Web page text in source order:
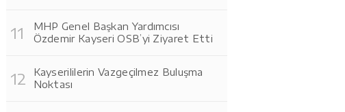
MHP Genel Başkan Yardımcısı
Özdemir Kayseri OSB’yi Ziyaret Etti
Kayserililerin Vazgeçilmez Buluşma
Noktası